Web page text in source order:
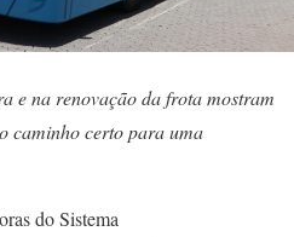
e na renovação da frota mostram
caminho certo para uma
do Sistema